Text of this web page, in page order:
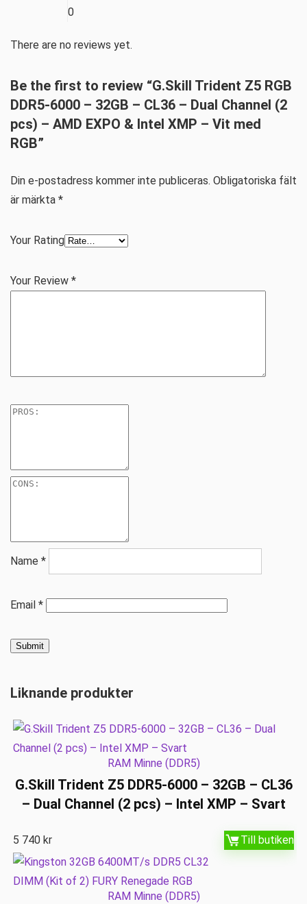
0
There are no reviews yet.
Be the first to review “G.Skill Trident Z5 RGB
DDR5-6000 – 32GB – CL36 – Dual Channel (2
pcs) – AMD EXPO & Intel XMP – Vit med
RGB”
Din e-postadress kommer inte publiceras. Obligatoriska fält
är märkta *
Your Rating
Your Review *
Name *
Email *
Liknande produkter
RAM Minne (DDR5)
G.Skill Trident Z5 DDR5-6000 – 32GB – CL36
– Dual Channel (2 pcs) – Intel XMP – Svart
5 740kr Till butiken
RAM Minne (DDR5)